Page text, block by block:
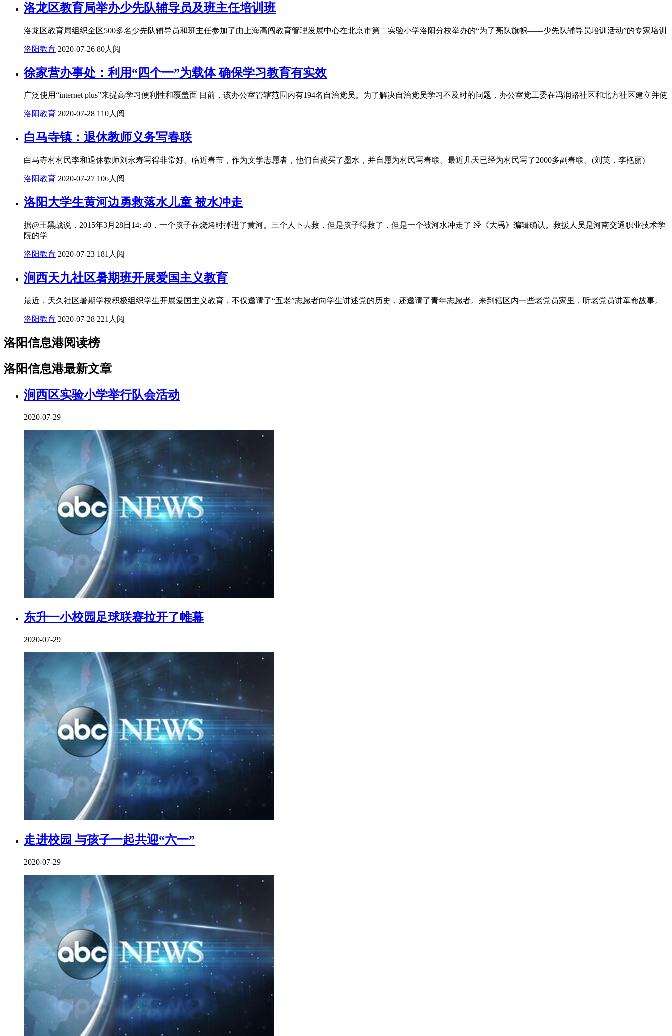
洛龙区教育局举办少先队辅导员及班主任培训班
洛龙区教育局组织全区500多名少先队辅导员和班主任参加了由上海高闯教育管理发展中心在北京市第二实验小学洛阳分校举办的“为了亮队旗帜——少先队辅导员培训活动”的专家培训
洛阳教育 2020-07-26 80人阅
徐家营办事处：利用“四个一”为载体 确保学习教育有实效
广泛使用“internet plus”来提高学习便利性和覆盖面 目前，该办公室管辖范围内有194名自治党员。为了解决自治党员学习不及时的问题，办公室党工委在冯润路社区和北方社区建立并使
洛阳教育 2020-07-28 110人阅
白马寺镇：退休教师义务写春联
白马寺村村民李和退休教师刘永寿写得非常好。临近春节，作为文学志愿者，他们自费买了墨水，并自愿为村民写春联。最近几天已经为村民写了2000多副春联。(刘英，李艳丽)
洛阳教育 2020-07-27 106人阅
洛阳大学生黄河边勇救落水儿童 被水冲走
据@王黑战说，2015年3月28日14: 40，一个孩子在烧烤时掉进了黄河。三个人下去救，但是孩子得救了，但是一个被河水冲走了 经《大禹》编辑确认。救援人员是河南交通职业技术学
院的学
洛阳教育 2020-07-23 181人阅
涧西天九社区暑期班开展爱国主义教育
最近，天久社区暑期学校积极组织学生开展爱国主义教育，不仅邀请了“五老”志愿者向学生讲述党的历史，还邀请了青年志愿者。来到辖区内一些老党员家里，听老党员讲革命故事。
洛阳教育 2020-07-28 221人阅
洛阳信息港阅读榜
洛阳信息港最新文章
涧西区实验小学举行队会活动
2020-07-29
东升一小校园足球联赛拉开了帷幕
2020-07-29
走进校园 与孩子一起共迎“六一”
2020-07-29